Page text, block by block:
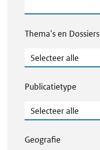
Thema's en Dossiers
Thema's en Dossiers
Publicatietype
Publicatietype
Geografie